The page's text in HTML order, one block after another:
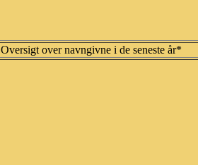
Oversigt over navngivne i de seneste år*